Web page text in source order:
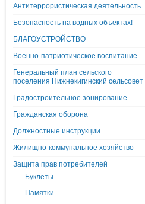
Антитеррористическая деятельность
Безопасность на водных объектах!
БЛАГОУСТРОЙСТВО
Военно-патриотическое воспитание
Генеральный план сельского
поселения Нижнекигинский сельсовет
Градостроительное зонирование
Гражданская оборона
Должностные инструкции
Жилищно-коммунальное хозяйство
Защита прав потребителей
Буклеты
Памятки